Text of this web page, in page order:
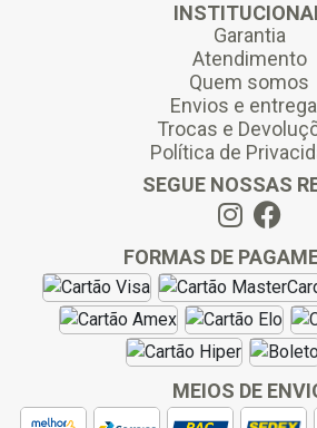
Garantia
Atendimento
Quem somos
Envios e
Trocas e
Política de
SEGUE NOSSAS
FORMAS DE
MEIOS DE